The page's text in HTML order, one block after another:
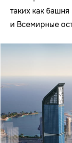
таких как
и Всемирные